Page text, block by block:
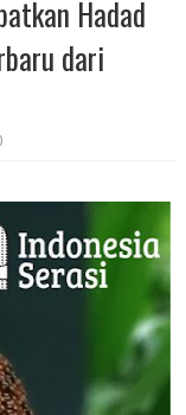
Hadad
dari